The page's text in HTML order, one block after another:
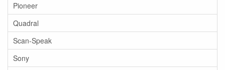
Pioneer
Quadral
Scan-Speak
Sony